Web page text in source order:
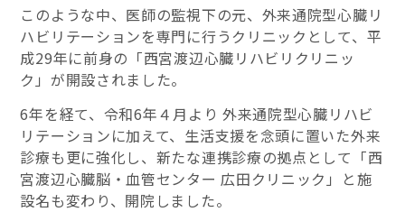
このような中、医師の監視下の元、外来通院型心臓リ
ハビリテーションを専門に行うクリニックとして、平
成29年に前身の「西宮渡辺心臓リハビリクリニッ
ク」が開設されました。
6年を経て、令和6年４月より 外来通院型心臓リハビ
リテーションに加えて、生活支援を念頭に置いた外来
診療も更に強化し、新たな連携診療の拠点として「西
宮渡辺心臓脳・血管センター 広田クリニック」と施
設名も変わり、開院しました。